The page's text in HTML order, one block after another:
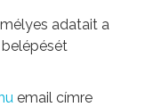
adatait a
email címre